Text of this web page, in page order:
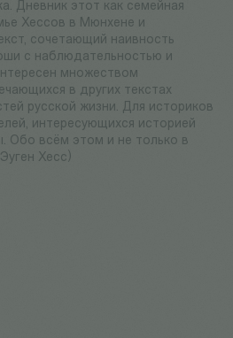
Дневник этот как семейная
Хессов в Мюнхене и
сочетающий наивность
с наблюдательностью и
множеством
в других текстах
жизни. Для историков
интересующихся историей
Обо всём этом и не только в
Хесс)